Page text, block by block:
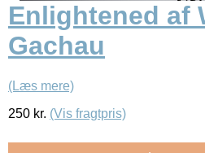
Enlightened af
Gachau
(Læs mere)
250 kr. (Vis fragtpris)